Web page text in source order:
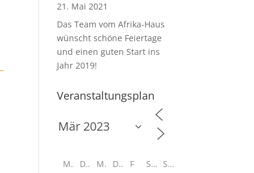
21. Mai 2021
Das Team vom Afrika-Haus
wünscht schöne Feiertage
und einen guten Start ins
Jahr 2019!
Veranstaltungsplan
M D M D F S S